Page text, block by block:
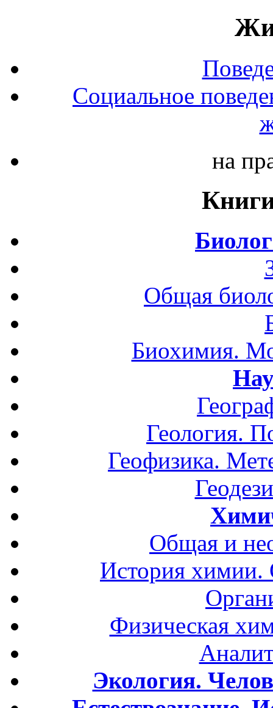
Социальное
на
Общая
Биохимия.
Геология.
Геофизика.
Общая и
История
Физическая
Экология.